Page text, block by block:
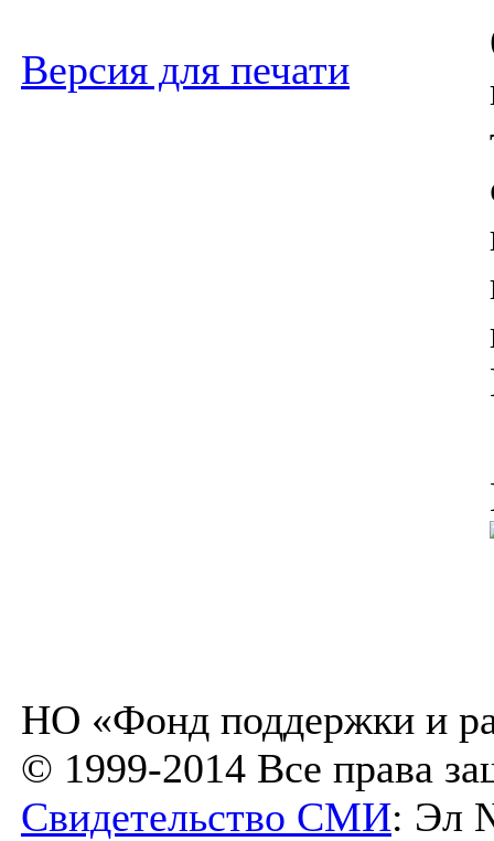
Версия для печати
НО «Фонд поддержки и
© 1999-2014 Все права
Свидетельство СМИ: Эл